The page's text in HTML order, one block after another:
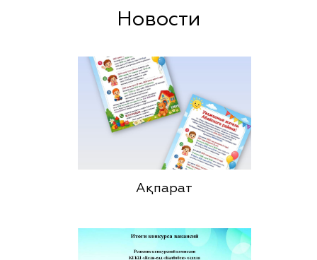
Новости
Ақпарат